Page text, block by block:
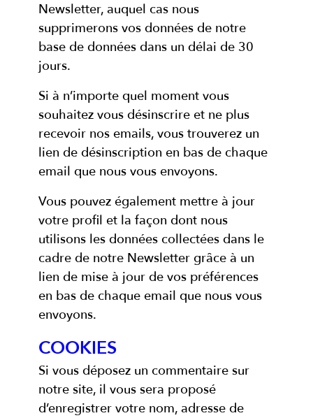
Newsletter, auquel cas nous
supprimerons vos données de notre
base de données dans un délai de 30
jours.
Si à n’importe quel moment vous
souhaitez vous désinscrire et ne plus
recevoir nos emails, vous trouverez un
lien de désinscription en bas de chaque
email que nous vous envoyons.
Vous pouvez également mettre à jour
votre profil et la façon dont nous
utilisons les données collectées dans le
cadre de notre Newsletter grâce à un
lien de mise à jour de vos préférences
en bas de chaque email que nous vous
envoyons.
COOKIES
Si vous déposez un commentaire sur
notre site, il vous sera proposé
d’enregistrer votre nom, adresse de